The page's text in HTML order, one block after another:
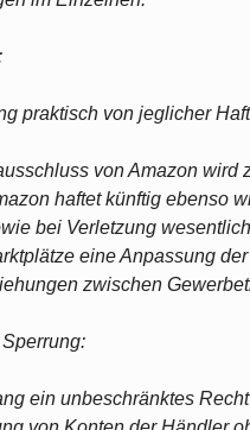
praktisch von jeglicher
von Amazon wird
haftet künftig ebenso
bei Verletzung
eine Anpassung
zwischen
ein unbeschränktes